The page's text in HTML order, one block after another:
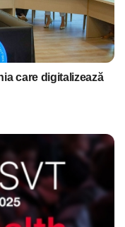
care digitalizează